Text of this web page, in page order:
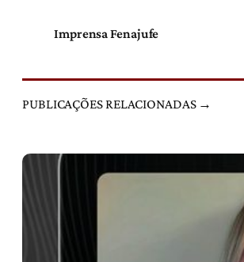
Imprensa Fenajufe
PUBLICAÇÕES RELACIONADAS →